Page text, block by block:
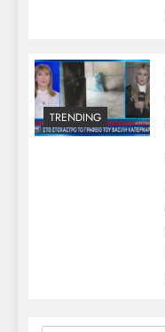
TRENDING